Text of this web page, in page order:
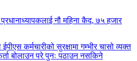
प्रधानाध्यापकलाई नौ महिना कैद, ७५ हजार
कर्मचारीको सुरक्षामा गम्भीर चासो व्यक्त
बोलाउन परे पुनः पठाउन नसकिने